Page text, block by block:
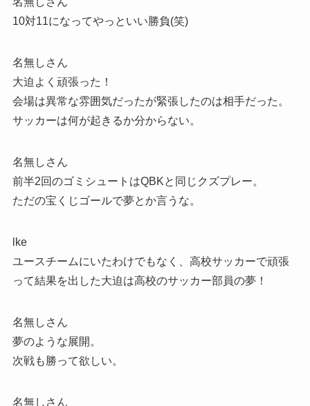
10対11になってやっといい勝負(笑)
名無しさん
大迫よく頑張った！
会場は異常な雰囲気だったが緊張したのは相手だった。
サッカーは何が起きるか分からない。
名無しさん
前半2回のゴミシュートはQBKと同じクズプレー。
ただの宝くじゴールで夢とか言うな。
lke
ユースチームにいたわけでもなく、高校サッカーで頑張
って結果を出した大迫は高校のサッカー部員の夢！
名無しさん
夢のような展開。
次戦も勝って欲しい。
名無しさん